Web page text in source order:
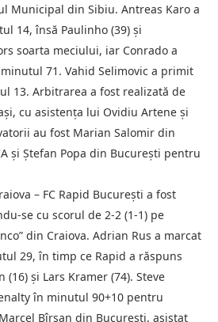
Municipal din Sibiu. Antreas Karo a
14, însă Paulinho (39) și
soarta meciului, iar Conrado a
71. Vahid Selimovic a primit
13. Arbitrarea a fost realizată de
cu asistența lui Ovidiu Artene și
au fost Marian Salomir din
și Ștefan Popa din București pentru
– FC Rapid București a fost
se cu scorul de 2-2 (1-1) pe
din Craiova. Adrian Rus a marcat
29, în timp ce Rapid a răspuns
(16) și Lars Kramer (74). Steve
în minutul 90+10 pentru
Bîrsan din București, asistat